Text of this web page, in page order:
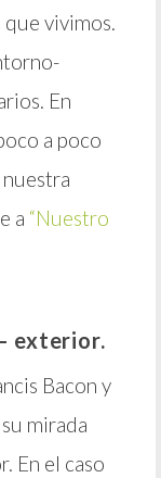
que vivimos.
En
a poco
a “Nuestro
exterior.
Bacon y
mirada
En el caso